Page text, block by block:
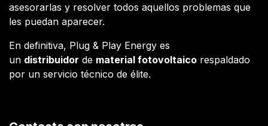
asesorarlas y resolver todos aquellos problemas que
les puedan aparecer.
En definitiva, Plug & Play Energy es
un distribuidor de material fotovoltaico respaldado
por un servicio técnico de élite.